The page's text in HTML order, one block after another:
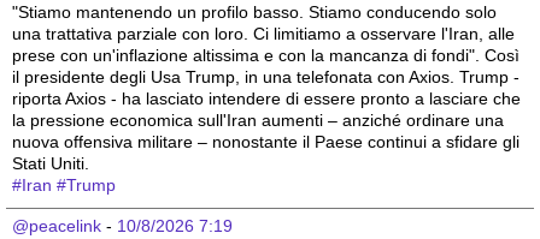
"Stiamo mantenendo un profilo basso. Stiamo conducendo solo
una trattativa parziale con loro. Ci limitiamo a osservare l'Iran, alle
prese con un'inflazione altissima e con la mancanza di fondi". Così
il presidente degli Usa Trump, in una telefonata con Axios. Trump -
riporta Axios - ha lasciato intendere di essere pronto a lasciare che
la pressione economica sull'Iran aumenti – anziché ordinare una
nuova offensiva militare – nonostante il Paese continui a sfidare gli
Stati Uniti.
#Iran #Trump
@peacelink - 10/8/2026 7:19